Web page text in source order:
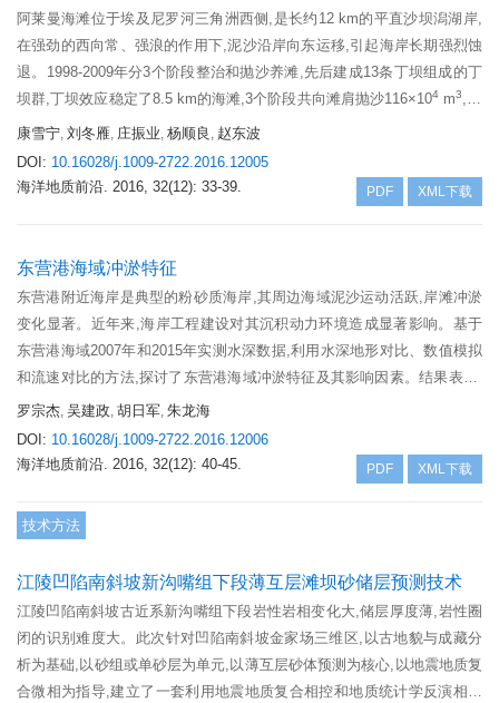
阿莱曼海滩位于埃及尼罗河三角洲西侧,是长约12 km的平直沙坝潟湖岸,
在强劲的西向常、强浪的作用下,泥沙沿岸向东运移,引起海岸长期强烈蚀
退。1998-2009年分3个阶段整治和抛沙养滩,先后建成13条丁坝组成的丁
坝群,丁坝效应稳定了8.5 km的海滩,3个阶段共向滩肩抛沙116×104 m3,但
是水下基岩陡斜地形导致严重沙流失,使海滩不能增宽,丁坝群尾闾效应也
导致丁坝群下游3.5 km海难侵蚀更加严重,于是先后采取了分段式岸外坝
群和岸外连续长潜堤加堤内丁坝格,消除了丁坝群下游岸的侵蚀。结合我
国相应案例说明在那些强烈侵蚀和严重沙流失岸段养滩,必须强调丁坝、
失。对于那些水下为基岩陡斜地形的海滩,更应设计一定的硬工程,埃及阿
莱曼的连续长潜堤加丁坝格的设计和我国三亚三美湾的连续岸外坝丁坝加
人造沙坝的经验都是十分重要的。
康雪宁, 刘冬雁, 庄振业, 杨顺良 , 赵东波
DOI: 10.16028/j.1009-2722.2016.12005
海洋地质前沿. 2016, 32(12): 33-39. PDF XML下载
东营港海域冲淤特征
东营港附近海岸是典型的粉砂质海岸,其周边海域泥沙运动活跃,岸滩冲淤
变化显著。近年来,海岸工程建设对其沉积动力环境造成显著影响。基于
东营港海域2007年和2015年实测水深数据,利用水深地形对比、数值模拟
和流速对比的方法,探讨了东营港海域冲淤特征及其影响因素。结果表明:
研究区整体呈近岸侵蚀、离岸淤积的状态,自飞雁滩向东营港。其冲淤平
衡点水深由9 m变化至6 m;飞雁滩附近海域泥沙易于起动,海底侵蚀增强,
侵蚀产生的泥沙有随SE向流运移的趋势;研究区最大波浪破碎水深为6 m
左右,东营港附近海域冲淤平衡点水深与该水深相对应;海岸工程建设造成
局部海域冲淤趋势改变,东营港防波堤堤头周围海域侵蚀强烈,堤坝两侧显
著淤积。
罗宗杰, 吴建政, 胡日军, 朱龙海
DOI: 10.16028/j.1009-2722.2016.12006
海洋地质前沿. 2016, 32(12): 40-45. PDF XML下载
技术方法
江陵凹陷南斜坡新沟嘴组下段薄互层滩坝砂储层预测技术
江陵凹陷南斜坡古近系新沟嘴组下段岩性岩相变化大,储层厚度薄,岩性圈
闭的识别难度大。此次针对凹陷南斜坡金家场三维区,以古地貌与成藏分
析为基础,以砂组或单砂层为单元,以薄互层砂体预测为核心,以地震地质复
合微相为指导,建立了一套利用地震地质复合相控和地质统计学反演相结